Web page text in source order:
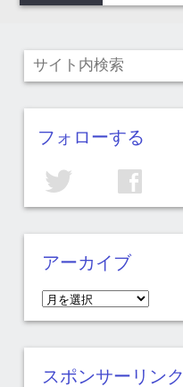
フォローする
twitter facebook
アーカイブ
ア
ー
カ
イ
スポンサーリンク